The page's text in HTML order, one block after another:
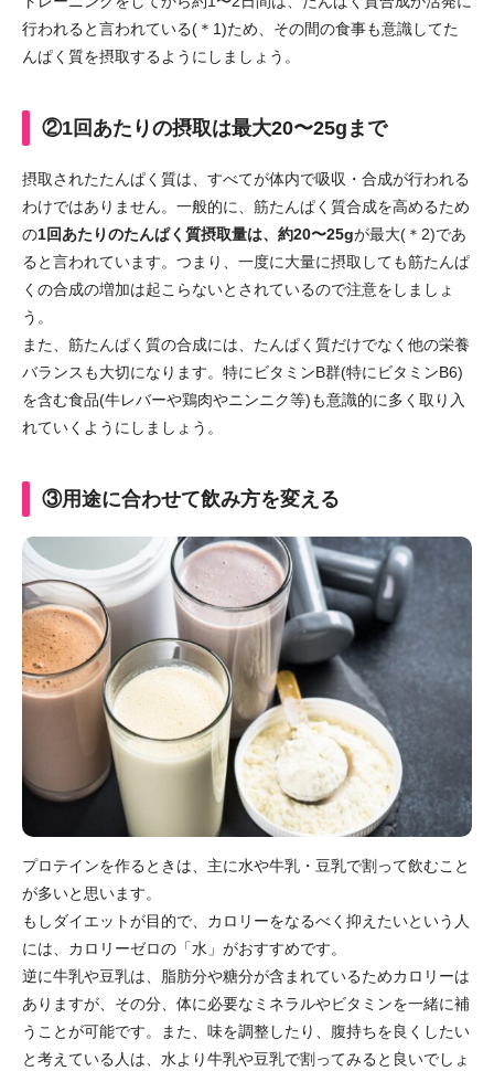
行われると言われている(＊1)ため、その間の食事も意識してた
んぱく質を摂取するようにしましょう。
②1回あたりの摂取は最大20〜25gまで
摂取されたたんぱく質は、すべてが体内で吸収・合成が行われる
わけではありません。一般的に、筋たんぱく質合成を高めるため
の1回あたりのたんぱく質摂取量は、約20〜25gが最大(＊2)であ
ると言われています。つまり、一度に大量に摂取しても筋たんぱ
くの合成の増加は起こらないとされているので注意をしましょ
う。
また、筋たんぱく質の合成には、たんぱく質だけでなく他の栄養
バランスも大切になります。特にビタミンB群(特にビタミンB6)
を含む食品(牛レバーや鶏肉やニンニク等)も意識的に多く取り入
れていくようにしましょう。
③用途に合わせて飲み方を変える
プロテインを作るときは、主に水や牛乳・豆乳で割って飲むこと
が多いと思います。
もしダイエットが目的で、カロリーをなるべく抑えたいという人
には、カロリーゼロの「水」がおすすめです。
逆に牛乳や豆乳は、脂肪分や糖分が含まれているためカロリーは
ありますが、その分、体に必要なミネラルやビタミンを一緒に補
うことが可能です。また、味を調整したり、腹持ちを良くしたい
と考えている人は、水より牛乳や豆乳で割ってみると良いでしょ